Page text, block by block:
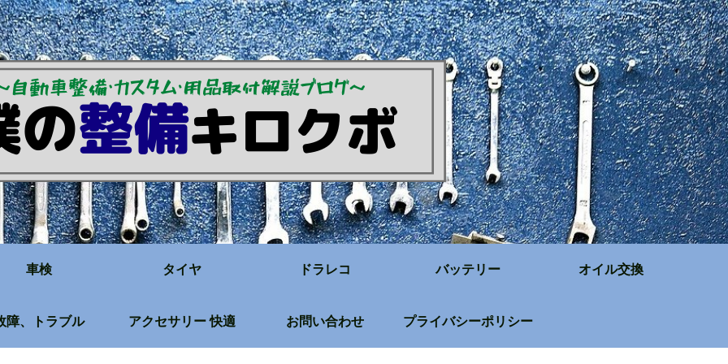
車検 タイヤ ドラレコ バッテリー オイル交換
障、トラブル アクセサリー 快適 お問い合わせ プライバシーポリシー